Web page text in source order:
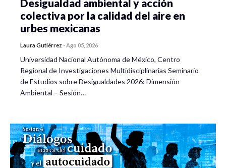
Desigualdad ambiental y acción
colectiva por la calidad del aire en
urbes mexicanas
Laura Gutiérrez -Ago 05, 2026
Universidad Nacional Autónoma de México, Centro
Regional de Investigaciones Multidisciplinarias Seminario
de Estudios sobre Desigualdades 2026: Dimensión
Ambiental – Sesión…